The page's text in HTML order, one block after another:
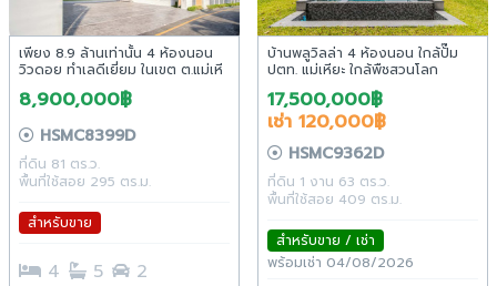
เพียง 8.9 ล้านเท่านั้น 4 ห้องนอน
วิวดอย ทำเลดีเยี่ยม ในเขต ต.แม่เหี
ยะ อ.เมืองเชียงใหม่ ในโครงการ
หมู่บ้าน 4 ห้องนอน ติดถนนคลอง
8,900,000฿
HSMC8399D
ที่ดิน 81 ตร.ว.
พื้นที่ใช้สอย 295 ตร.ม.
สำหรับขาย
4 5 2
บ้านพลูวิลล่า 4 ห้องนอน ใกล้ปั๊ม
ปตท. แม่เหียะ ใกล้พืชสวนโลก
17,500,000฿
เช่า 120,000฿
HSMC9362D
ที่ดิน 1 งาน 63 ตร.ว.
พื้นที่ใช้สอย 409 ตร.ม.
สำหรับขาย / เช่า
พร้อมเช่า 04/08/2026